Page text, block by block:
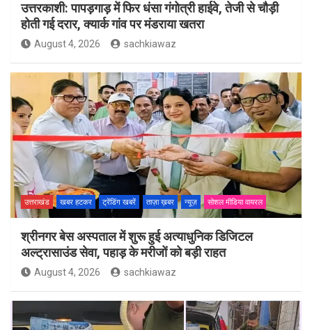
उत्तरकाशी: पापड़गाड़ में फिर धंसा गंगोत्री हाईवे, तेजी से चौड़ी
होती गई दरार, क्यार्क गांव पर मंडराया खतरा
August 4, 2026 sachkiawaz
उत्तराखंड खबर हटकर ट्रेंडिंग खबरें ताज़ा ख़बर न्यूज़ सोशल मीडिया वायरल
श्रीनगर बेस अस्पताल में शुरू हुई अत्याधुनिक डिजिटल
अल्ट्रासाउंड सेवा, पहाड़ के मरीजों को बड़ी राहत
August 4, 2026 sachkiawaz